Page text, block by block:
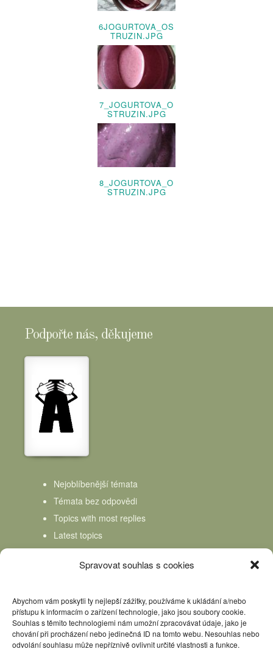
Spravovat souhlas s cookies
Abychom vám poskytli ty nejlepší zážitky, používáme k ukládání a/nebo
přístupu k informacím o zařízení technologie, jako jsou soubory cookie.
Souhlas s těmito technologiemi nám umožní zpracovávat údaje, jako je
chování při procházení nebo jedinečná ID na tomto webu. Nesouhlas nebo
odvolání souhlasu může nepříznivě ovlivnit určité vlastnosti a funkce.
6JOGURTOVA_OS
TRUZIN.JPG
7_JOGURTOVA_O
STRUZIN.JPG
8_JOGURTOVA_O
STRUZIN.JPG
Podpořte nás, děkujeme
Nejoblíbenější témata
Témata bez odpovědi
Topics with most replies
Latest topics
Topics Freshness